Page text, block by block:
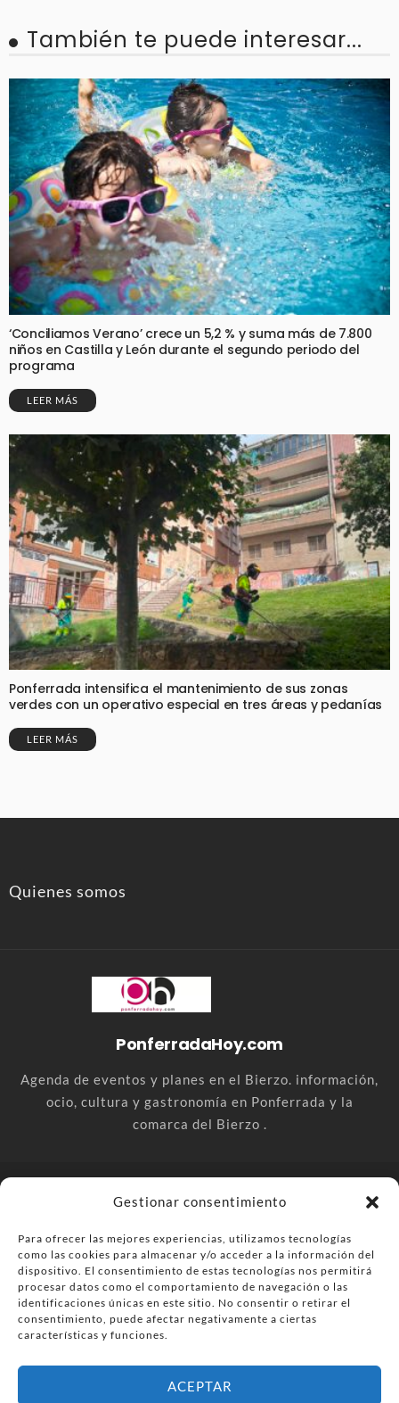
Gestionar consentimiento
Para ofrecer las mejores experiencias, utilizamos tecnologías
como las cookies para almacenar y/o acceder a la información del
dispositivo. El consentimiento de estas tecnologías nos permitirá
procesar datos como el comportamiento de navegación o las
identificaciones únicas en este sitio. No consentir o retirar el
consentimiento, puede afectar negativamente a ciertas
características y funciones.
ACEPTAR
También te puede interesar...
‘Conciliamos Verano’ crece un 5,2 % y suma más de 7.800
niños en Castilla y León durante el segundo periodo del
programa
LEER MÁS
Ponferrada intensifica el mantenimiento de sus zonas
verdes con un operativo especial en tres áreas y pedanías
LEER MÁS
Quienes somos
PonferradaHoy.com
Agenda de eventos y planes en el Bierzo. información,
ocio, cultura y gastronomía en Ponferrada y la
comarca del Bierzo .
comarca del Bierzo
Anúnciate
Más información sobre las cookies
Envía tu negocio
Contacta Política de privacidad